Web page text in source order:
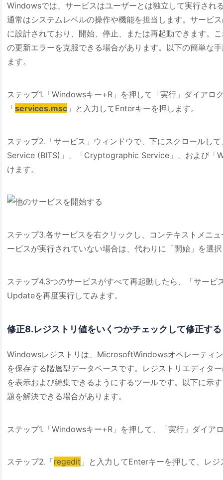
Windowsでは、サービスはユーザーとは独立して実行され
通常はシステムレベルの操作や機能を担当します。サービ
に設計されており、開始、停止、または再起動できます。
の更新エラーを克服できる場合があります。以下の簡単な
ます。
ステップ1.「Windowsキー+R」を押して「実行」ダイアロ
「services.msc 」と入力してEnterキーを押します。
ステップ2.「サービス」ウィンドウで、下にスクロールし
Service (BITS)」、「Cryptographic Service」、および「
けます。
ステップ3.各サービスを右クリックし、コンテキストメニ
ービスが実行されていない場合は、代わりに「開始」を選
ステップ4.3つのサービスがすべて再起動したら、「サー
Updateを再度実行してみます。
修正8.レジストリ値をいくつかチェックして修正する
Windowsレジストリは、MicrosoftWindowsオペレーティ
を保存する階層型データベースです。レジストリエディタ
を表示および編集できるようにするツールです。以下に示
題を解決できる場合があります。
ステップ1.「Windowsキー+R」を押して、「実行」ダイア
ステップ2.「regedit 」と入力してEnterキーを押して、レ